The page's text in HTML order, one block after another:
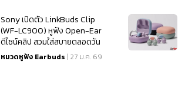
Sony เปิดตัว LinkBuds Clip
(WF-LC900) หูฟัง Open-Ear
ดีไซน์คลิป สวมใส่สบายตลอดวัน
หมวดหูฟัง Earbuds | 27 ม.ค. 69